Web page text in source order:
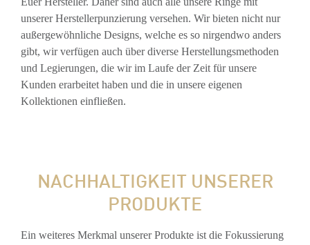
unserer Herstellerpunzierung versehen. Wir bieten nicht nur
außergewöhnliche Designs, welche es so nirgendwo anders
gibt, wir verfügen auch über diverse Herstellungsmethoden
und Legierungen, die wir im Laufe der Zeit für unsere
Kunden erarbeitet haben und die in unsere eigenen
Kollektionen einfließen.
NACHHALTIGKEIT UNSERER
PRODUKTE
Ein weiteres Merkmal unserer Produkte ist die Fokussierung